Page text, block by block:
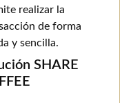
realizar la
de forma
y sencilla.
SHARE